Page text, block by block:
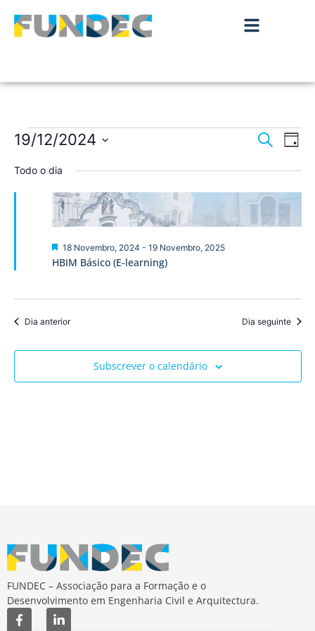
de
e
Pesquisar
de
Dia
19/12/2024
a
Todo o dia
HBIM Básico (E-learning)
Destaque
18 Novembro, 2024 - 19 Novembro, 2025
Dia anterior Dia seguinte
Subscrever o calendário
FUNDEC – Associação para a Formação e o
Desenvolvimento em Engenharia Civil e Arquitectura.